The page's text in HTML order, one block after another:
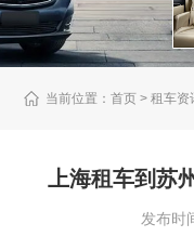
当前位置：首页 > 租车资
上海租车到苏
发布时